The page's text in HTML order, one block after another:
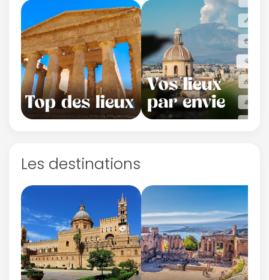
Les destinations